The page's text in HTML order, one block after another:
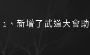
1、新增了武道大會